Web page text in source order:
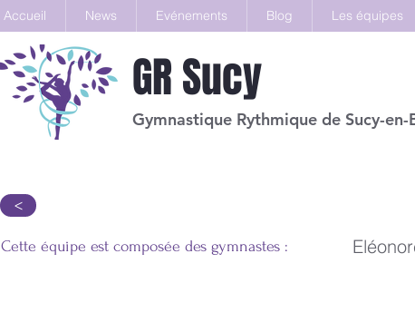
Accueil News Evénements Blog Les équipes
GRSucy
Gymnastique Rythmique de Sucy-en-
>
Cette équipe est composée des gymnastes :